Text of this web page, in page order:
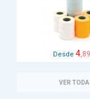
Desde 4
VER